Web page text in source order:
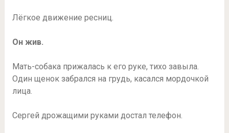
Лёгкое движение ресниц.
Он жив.
Мать-собака прижалась к его руке, тихо завыла.
Один щенок забрался на грудь, касался мордочкой
лица.
Сергей дрожащими руками достал телефон.